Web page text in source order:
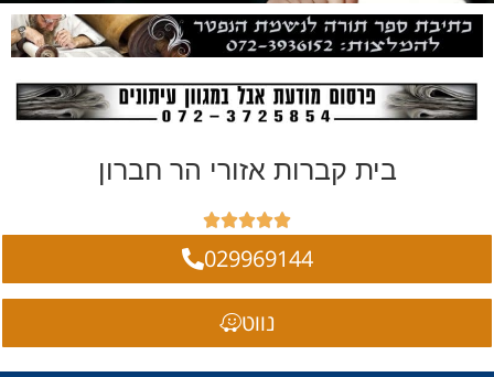
בית קברות אזורי הר חברון





029969144
נווט